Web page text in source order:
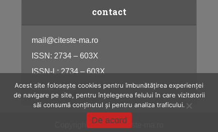
contact
mail@citeste-ma.ro
ISSN: 2734 – 603X
ISSN-L: 2734 – 603X
citeste-ma.ro
Copyright © 2026, citeste-ma.ro
Acest site folosește cookies pentru îmbunătățirea experienței
de navigare pe site, pentru înțelegerea felului în care vizitatorii
săi consumă conținutul și pentru analiza traficului.
De acord